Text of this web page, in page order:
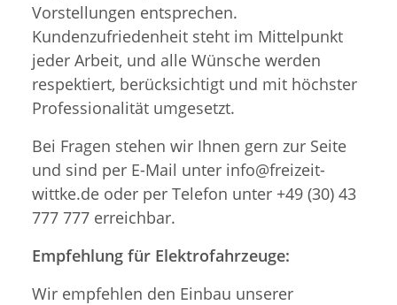
Vorstellungen entsprechen.
Kundenzufriedenheit steht im Mittelpunkt
jeder Arbeit, und alle Wünsche werden
respektiert, berücksichtigt und mit höchster
Professionalität umgesetzt.
Bei Fragen stehen wir Ihnen gern zur Seite
und sind per E-Mail unter info@freizeit-
wittke.de oder per Telefon unter +49 (30) 43
777 777 erreichbar.
Empfehlung für Elektrofahrzeuge:
Wir empfehlen den Einbau unserer